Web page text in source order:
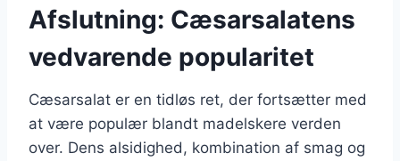
Afslutning: Cæsarsalatens
vedvarende popularitet
Cæsarsalat er en tidløs ret, der fortsætter med
at være populær blandt madelskere verden
over. Dens alsidighed, kombination af smag og